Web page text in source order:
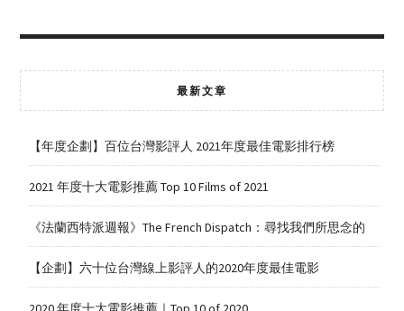
最新文章
【年度企劃】百位台灣影評人 2021年度最佳電影排行榜
2021 年度十大電影推薦 Top 10 Films of 2021
《法蘭西特派週報》The French Dispatch：尋找我們所思念的
【企劃】六十位台灣線上影評人的2020年度最佳電影